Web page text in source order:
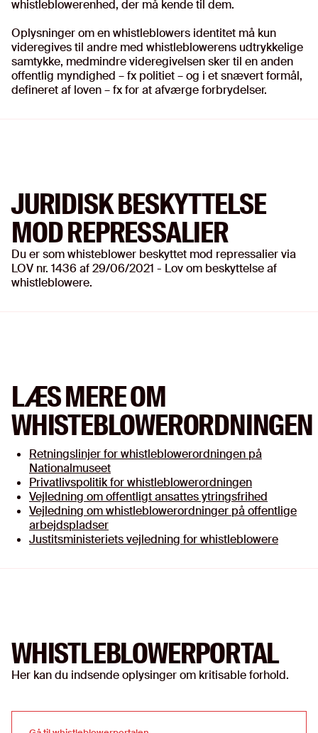
whistleblowerenhed, der må kende til dem.
Oplysninger om en whistleblowers identitet må kun
videregives til andre med whistleblowerens udtrykkelige
samtykke, medmindre videregivelsen sker til en anden
offentlig myndighed – fx politiet – og i et snævert formål,
defineret af loven – fx for at afværge forbrydelser.
JURIDISK BESKYTTELSE
MOD REPRESSALIER
Du er som whisteblower beskyttet mod repressalier via
LOV nr. 1436 af 29/06/2021 - Lov om beskyttelse af
whistleblowere.
LÆS MERE OM
WHISTEBLOWERORDNINGEN
Retningslinjer for whistleblowerordningen på
Nationalmuseet
Privatlivspolitik for whistleblowerordningen
Vejledning om offentligt ansattes ytringsfrihed
Vejledning om whistleblowerordninger på offentlige
arbejdspladser
Justitsministeriets vejledning for whistleblowere
WHISTLEBLOWERPORTAL
Her kan du indsende oplysinger om kritisable forhold.